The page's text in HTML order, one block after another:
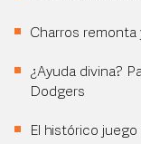
Charros remonta
¿Ayuda divina?
Dodgers
El histórico